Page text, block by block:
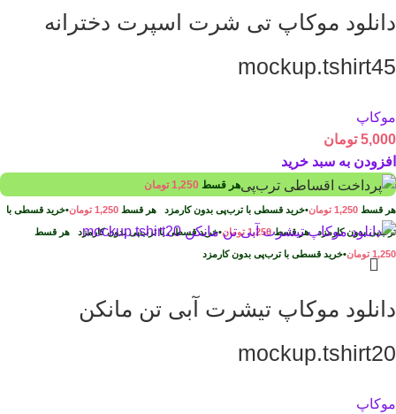
دانلود موکاپ تی شرت اسپرت دخترانه
mockup.tshirt45
موکاپ
5,000 تومان
افزودن به سبد خرید
هر قسط 1,250 تومان
هر قسط 1,250 تومان•خرید قسطی با ترب‌پی بدون کارمزد هر قسط 1,250 تومان•خرید قسطی با
ترب‌پی بدون کارمزدهر قسط1,250 تومان•خرید قسطی با ترب‌پی بدون کارمزد هر قسط
1,250 تومان•خرید قسطی با ترب‌پی بدون کارمزد
دانلود موکاپ تیشرت آبی تن مانکن
mockup.tshirt20
موکاپ